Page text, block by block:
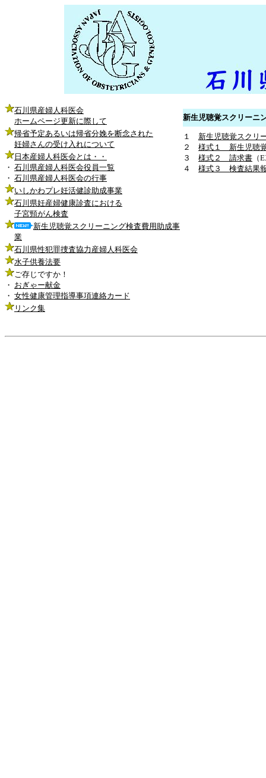
石川県産婦人科医会
ホームページ更新に際して
帰省予定あるいは帰省分娩を断念された
妊婦さんの受け入れについて
日本産婦人科医会とは・・
・ 石川県産婦人科医会役員一覧
・ 石川県産婦人科医会の行事
いしかわプレ妊活健診助成事業
石川県妊産婦健康診査における
子宮頸がん検査
新生児聴覚スクリーニング検査費用助成事
業
石川県性犯罪捜査協力産婦人科医会
水子供養法要
ご存じですか！
・ おぎゃー献金
・ 女性健康管理指導事項連絡カード
リンク集
新生児聴覚スクリーニ
１ 新生児聴覚スクリ
２ 様式１ 新生児聴
３ 様式２ 請求書 （
４ 様式３ 検査結果